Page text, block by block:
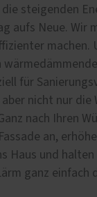
steigenden
aufs Neue. Wir
machen.
für
nicht nur die
nach Ihren
an,
Haus und halten
ganz einfach
Kunststoff-
in der
Denn
in
und gleichzeitig
ist es bei
Langlebigkeit